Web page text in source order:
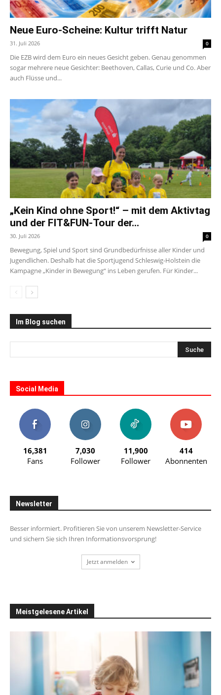
Neue Euro-Scheine: Kultur trifft Natur
31. Juli 2026 0
Die EZB wird dem Euro ein neues Gesicht geben. Genau genommen
sogar mehrere neue Gesichter: Beethoven, Callas, Curie und Co. Aber
auch Flüsse und...
„Kein Kind ohne Sport!“ – mit dem Aktivtag
und der FIT&FUN-Tour der...
30. Juli 2026 0
Bewegung, Spiel und Sport sind Grundbedürfnisse aller Kinder und
Jugendlichen. Deshalb hat die Sportjugend Schleswig-Holstein die
Kampagne „Kinder in Bewegung“ ins Leben gerufen. Für Kinder...
Im Blog suchen
Social Media
16,381
Fans
7,030
Follower
11,900
Follower
414
Abonnenten
Newsletter
Besser informiert. Profitieren Sie von unserem Newsletter-Service
und sichern Sie sich Ihren Informationsvorsprung!
Jetzt anmelden
Meistgelesene Artikel